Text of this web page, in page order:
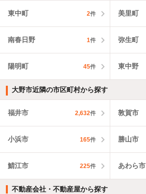
東中町 2件 美里町
南春日野 1件 弥生町
陽明町 45件 東中野
大野市近隣の市区町村から探す
福井市 2,632件 敦賀市
小浜市 165件 勝山市
鯖江市 225件 あわら市
不動産会社・不動産屋から探す